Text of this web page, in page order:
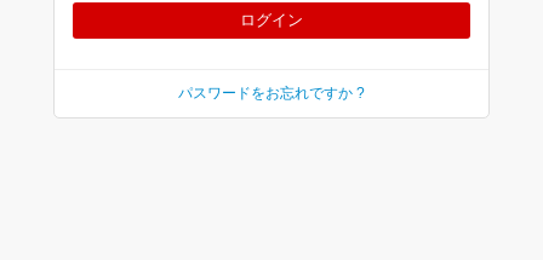
パスワードをお忘れですか ?